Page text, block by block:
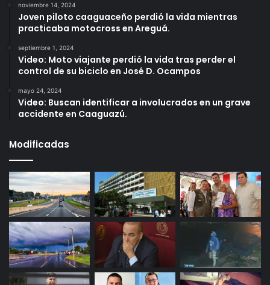
noviembre 14, 2024
Joven piloto caaguaceño perdió la vida mientras
practicaba motocross en Areguá.
septiembre 1, 2024
Video: Moto viajante perdió la vida tras perder el
control de su biciclo en José D. Ocampos
mayo 24, 2024
Video: Buscan identificar a involucrados en un grave
accidente en Caaguazú.
Modificadas